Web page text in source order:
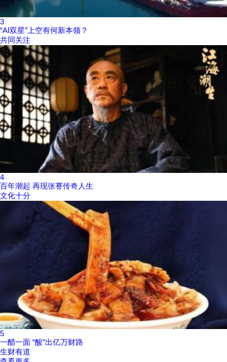
3
“AI双星”上空有何新本领？
共同关注
4
百年潮起 再现张謇传奇人生
文化十分
5
一醋一面 “酸”出亿万财路
生财有道